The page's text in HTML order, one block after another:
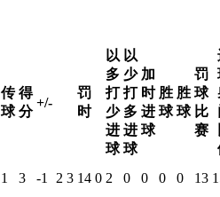
传
球
得
分
+/-
罚
时
以
多
打
少
进
球
以
少
打
多
进
球
加
时
进
球
胜
球
胜
球
罚
球
比
赛
1 3 -1 2 3 14 0 2 0 0 0 0 13